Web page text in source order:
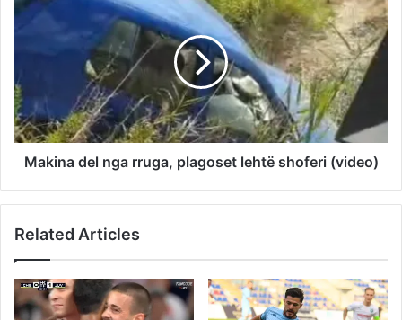
Makina del nga rruga, plagoset lehtë shoferi (video)
Related Articles